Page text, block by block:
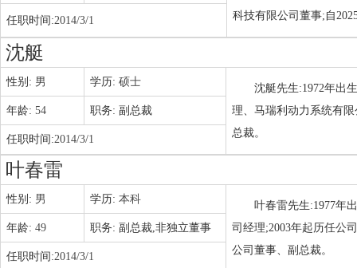
科技有限公司董事;自
任职时间:2014/3/1
沈艇
性别: 男 学历: 硕士
沈艇先生:1972年出
理、马瑞利动力系统有
总裁。
年龄: 54 职务: 副总裁
任职时间:2014/3/1
叶春雷
性别: 男 学历: 本科
叶春雷先生:1977年
司经理;2003年起历任公
公司董事、副总裁。
年龄: 49 职务: 副总裁,非独立董事
任职时间:2014/3/1